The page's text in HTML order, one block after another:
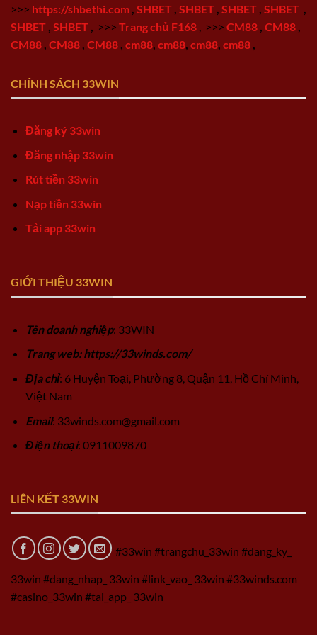
>>> https://shbethi.com SHBET SHBET SHBET SHBET
SHBET SHBET >>> Trang chủ F168 >>> CM88 CM88
CM88 CM88 CM88 cm88 cm88 cm88 cm88
CHÍNH SÁCH 33WIN
Đăng ký 33win
Đăng nhập 33win
Rút tiền 33win
Nạp tiền 33win
Tải app 33win
GIỚI THIỆU 33WIN
Tên doanh nghiệp: 33WIN
Trang web: https://33winds.com/
Địa chỉ: 6 Huyện Toại, Phường 8, Quận 11, Hồ Chí Minh,
Việt Nam
Email: 33winds.com@gmail.com
Điện thoại: 0911009870
LIÊN KẾT 33WIN
#33win #trangchu_33win #dang_ky_
33win #dang_nhap_ 33win #link_vao_ 33win #33winds.com
#casino_33win #tai_app_ 33win